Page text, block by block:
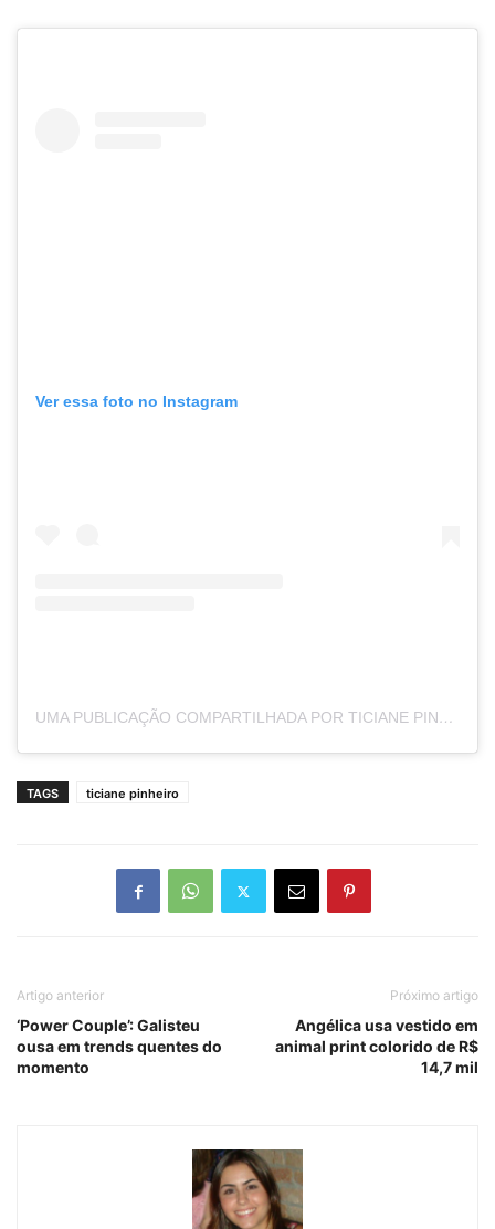
Ver essa foto no Instagram
UMA PUBLICAÇÃO COMPARTILHADA POR TICIANE PINHEIRO 🅰️+ (@TICIPINHEIRO)
TAGS ticiane pinheiro
Artigo anterior
‘Power Couple’: Galisteu
ousa em trends quentes do
momento
Próximo artigo
Angélica usa vestido em
animal print colorido de R$
14,7 mil